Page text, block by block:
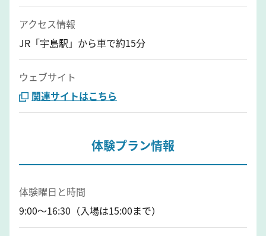
アクセス情報
JR「宇島駅」から車で約15分
ウェブサイト
関連サイトはこちら
体験プラン情報
体験曜日と時間
9:00～16:30（入場は15:00まで）